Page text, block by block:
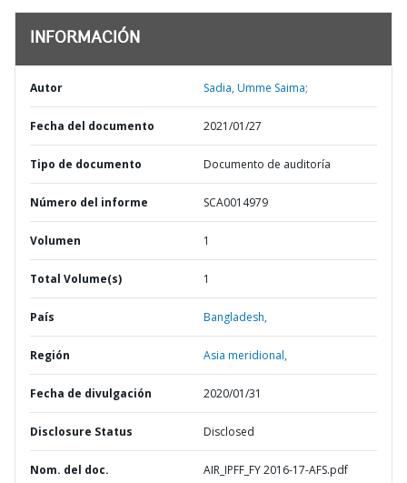
INFORMACIÓN
Autor Sadia, Umme Saima;
Fecha del documento 2021/01/27
Tipo de documento Documento de auditoría
Número del informe SCA0014979
Volumen 1
Total Volume(s) 1
País Bangladesh,
Región Asia meridional,
Fecha de divulgación 2020/01/31
Disclosure Status Disclosed
Nom. del doc. AIR_IPFF_FY 2016-17-AFS.pdf